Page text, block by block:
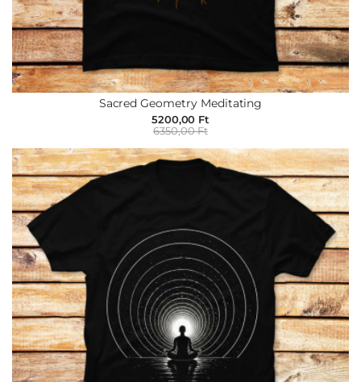
Sacred Geometry Meditating
5200,00 Ft
6350,00 Ft